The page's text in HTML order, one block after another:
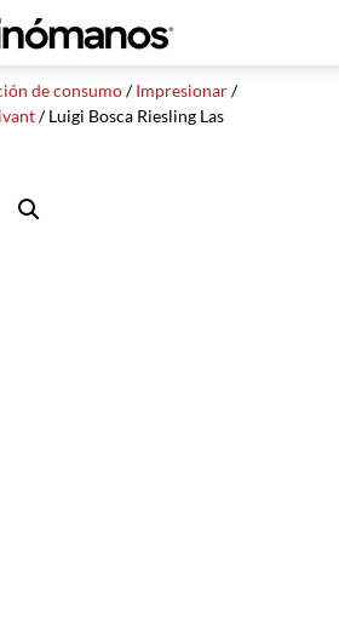
de consumo/Impresionar/
/ Luigi Bosca Riesling Las